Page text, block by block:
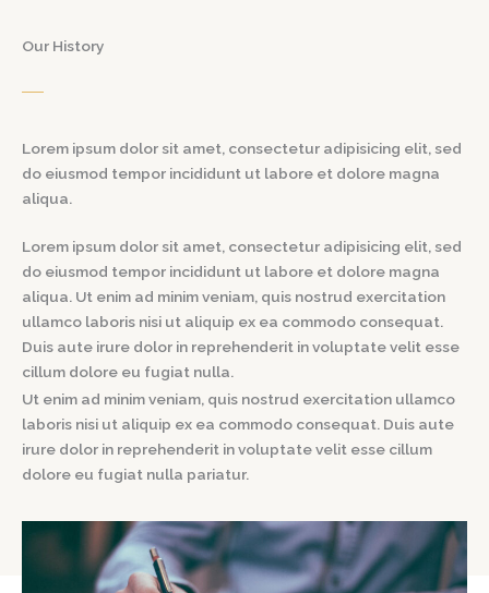
Our History
Lorem ipsum dolor sit amet, consectetur adipisicing elit, sed
do eiusmod tempor incididunt ut labore et dolore magna
aliqua.
Lorem ipsum dolor sit amet, consectetur adipisicing elit, sed
do eiusmod tempor incididunt ut labore et dolore magna
aliqua. Ut enim ad minim veniam, quis nostrud exercitation
ullamco laboris nisi ut aliquip ex ea commodo consequat.
Duis aute irure dolor in reprehenderit in voluptate velit esse
cillum dolore eu fugiat nulla.
Ut enim ad minim veniam, quis nostrud exercitation ullamco
laboris nisi ut aliquip ex ea commodo consequat. Duis aute
irure dolor in reprehenderit in voluptate velit esse cillum
dolore eu fugiat nulla pariatur.